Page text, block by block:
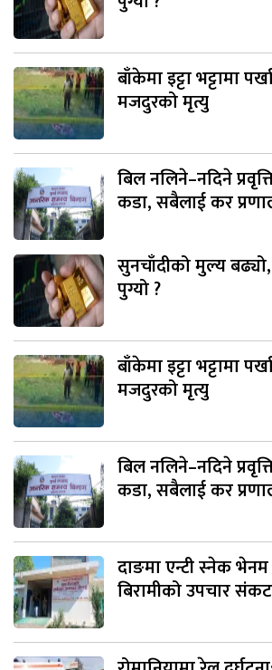
बाँकेमा इट्टा भट्टामा
मजदुरको मृत्यु
बिल नलिने–नदिने
कडा, सबैलाई कर
सुनचाँदीको मुल्य
पुग्यो ?
बाँकेमा इट्टा भट्टामा
मजदुरको मृत्यु
बिल नलिने–नदिने
कडा, सबैलाई कर
दाङमा एन्टी स्नेक
बिरामीको उपचार